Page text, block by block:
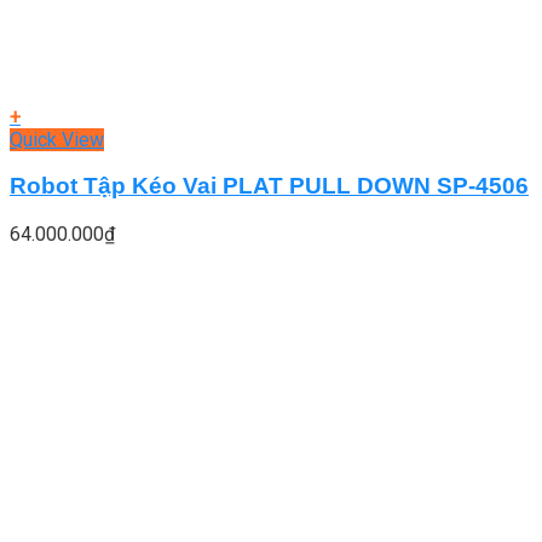
+
Quick View
Robot Tập Kéo Vai PLAT PULL DOWN SP-4506
64.000.000₫